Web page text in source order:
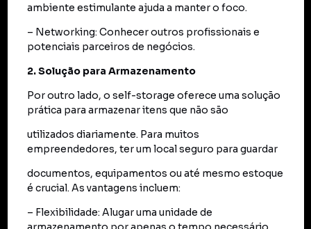
ambiente estimulante ajuda a manter o foco.
– Networking: Conhecer outros profissionais e
potenciais parceiros de negócios.
2. Solução para Armazenamento
Por outro lado, o self-storage oferece uma solução
prática para armazenar itens que não são
utilizados diariamente. Para muitos
empreendedores, ter um local seguro para guardar
documentos, equipamentos ou até mesmo estoque
é crucial. As vantagens incluem:
– Flexibilidade: Alugar uma unidade de